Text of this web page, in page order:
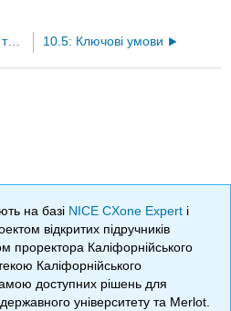
10.3: Ділова етика та нові технології 10.5: Ключові умови
на базі NICE CXone Expert і
відкритих підручників
проректора Каліфорнійського
Каліфорнійського
доступних рішень для
університету та Merlot.